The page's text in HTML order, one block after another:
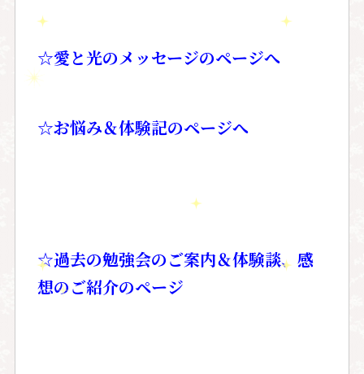
☆愛と光のメッセージのページへ
☆お悩み＆体験記のページへ
☆過去の勉強会のご案内＆体験談、感
想のご紹介のページ